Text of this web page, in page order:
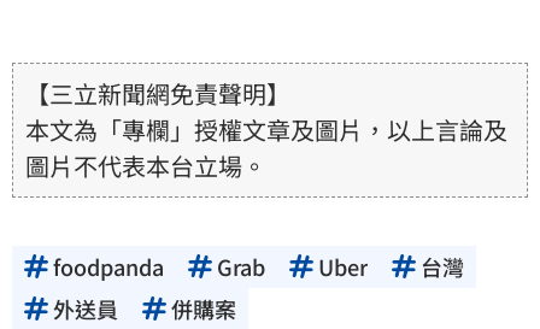
【三立新聞網免責聲明】
本文為「專欄」授權文章及圖片，以上言論及
圖片不代表本台立場。
foodpanda Grab Uber
台灣
外送員
併購案